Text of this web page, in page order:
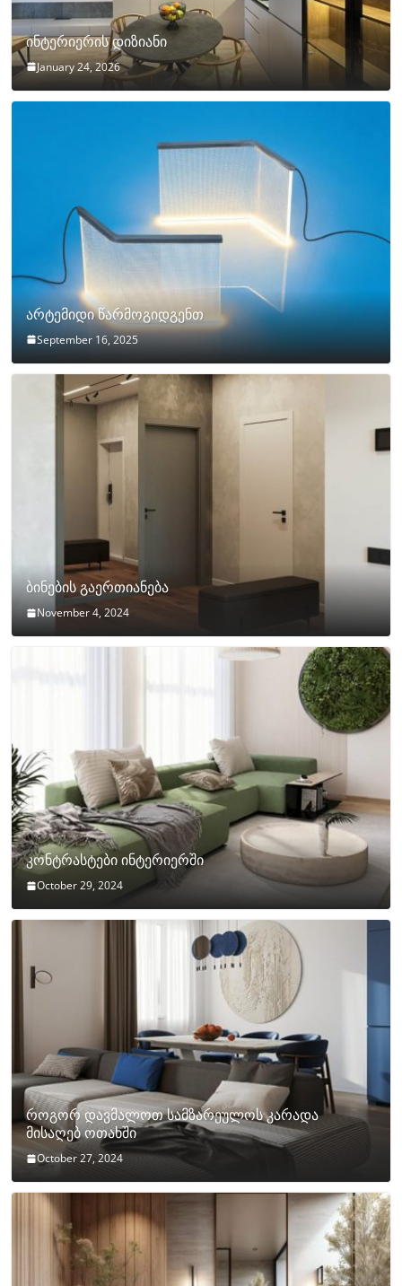
ინტერიერის დიზიანი
January 24, 2026
არტემიდი წარმოგიდგენთ
September 16, 2025
ბინების გაერთიანება
November 4, 2024
კონტრასტები ინტერიერში
October 29, 2024
როგორ დავმალოთ სამზარეულოს კარადა
მისაღებ ოთახში
October 27, 2024